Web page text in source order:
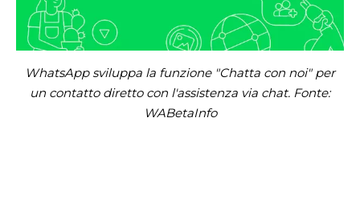
WhatsApp sviluppa la funzione "Chatta con noi" per
un contatto diretto con l'assistenza via chat. Fonte:
WABetaInfo